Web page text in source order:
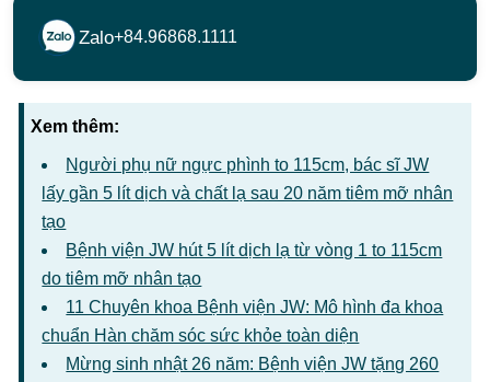
Zalo+84.96868.1111
Xem thêm:
Người phụ nữ ngực phình to 115cm, bác sĩ JW
lấy gần 5 lít dịch và chất lạ sau 20 năm tiêm mỡ nhân
tạo
Bệnh viện JW hút 5 lít dịch lạ từ vòng 1 to 115cm
do tiêm mỡ nhân tạo
11 Chuyên khoa Bệnh viện JW: Mô hình đa khoa
chuẩn Hàn chăm sóc sức khỏe toàn diện
Mừng sinh nhật 26 năm: Bệnh viện JW tặng 260